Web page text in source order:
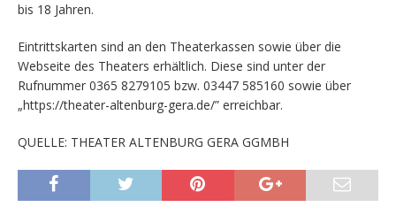
bis 18 Jahren.
Eintrittskarten sind an den Theaterkassen sowie über die
Webseite des Theaters erhältlich. Diese sind unter der
Rufnummer 0365 8279105 bzw. 03447 585160 sowie über
„https://theater-altenburg-gera.de/” erreichbar.
QUELLE: THEATER ALTENBURG GERA GGMBH